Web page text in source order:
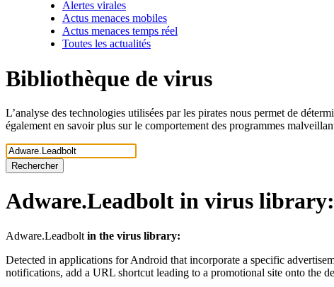
Alertes virales
Actus menaces mobiles
Actus menaces temps réel
Toutes les actualités
Bibliothèque de virus
L’analyse des technologies utilisées par les pirates nous permet de
également en savoir plus sur le comportement des programmes
Rechercher
Adware.Leadbolt in virus library:
Adware.Leadbolt in the virus library:
Detected in applications for Android that incorporate a specific
notifications, add a URL shortcut leading to a promotional site onto the